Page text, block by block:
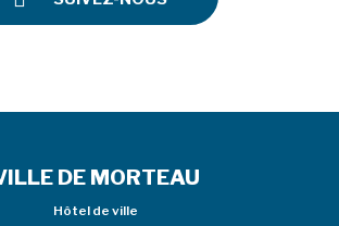
DE MORTEAU
Hôtel de ville